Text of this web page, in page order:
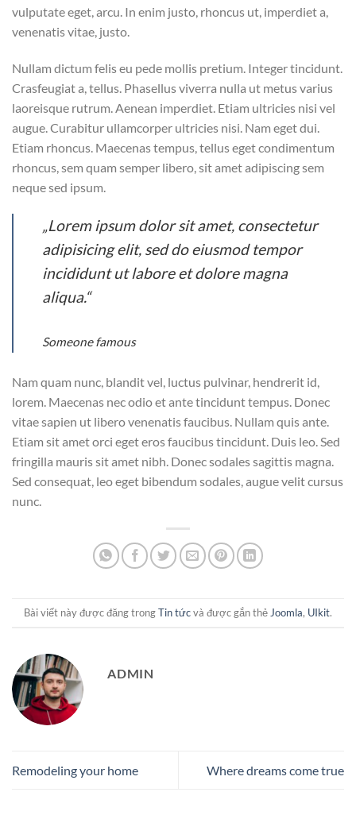
vulputate eget, arcu. In enim justo, rhoncus ut, imperdiet a,
venenatis vitae, justo.
Nullam dictum felis eu pede mollis pretium. Integer tincidunt.
Crasfeugiat a, tellus. Phasellus viverra nulla ut metus varius
laoreisque rutrum. Aenean imperdiet. Etiam ultricies nisi vel
augue. Curabitur ullamcorper ultricies nisi. Nam eget dui.
Etiam rhoncus. Maecenas tempus, tellus eget condimentum
rhoncus, sem quam semper libero, sit amet adipiscing sem
neque sed ipsum.
„Lorem ipsum dolor sit amet, consectetur
adipisicing elit, sed do eiusmod tempor
incididunt ut labore et dolore magna
aliqua.“
Someone famous
Nam quam nunc, blandit vel, luctus pulvinar, hendrerit id,
lorem. Maecenas nec odio et ante tincidunt tempus. Donec
vitae sapien ut libero venenatis faucibus. Nullam quis ante.
Etiam sit amet orci eget eros faucibus tincidunt. Duis leo. Sed
fringilla mauris sit amet nibh. Donec sodales sagittis magna.
Sed consequat, leo eget bibendum sodales, augue velit cursus
nunc.
Bài viết này được đăng trongTin tứcvà được gắn thẻ Joomla, UIkit.
ADMIN
Remodeling your home Where dreams come true